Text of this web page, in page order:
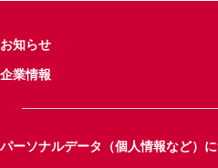
お知らせ
企業情報
パーソナルデータ（個人情報など）